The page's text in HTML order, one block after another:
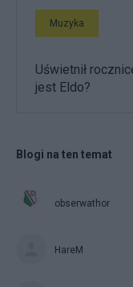
Muzyka
Uświetnił
jest Eldo?
Blogi na ten temat
obserwathor
HareM